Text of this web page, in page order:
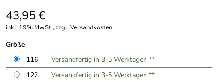
43,95 €
inkl. 19% MwSt., zzgl.Versandkosten
Größe
116
Versandfertig in 3-5 Werktagen **
122
Versandfertig in 3-5 Werktagen **